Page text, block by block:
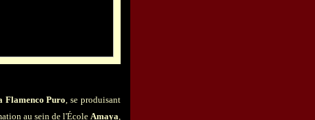
Flamenco Puro, se produisant
au sein de l'École Amaya,